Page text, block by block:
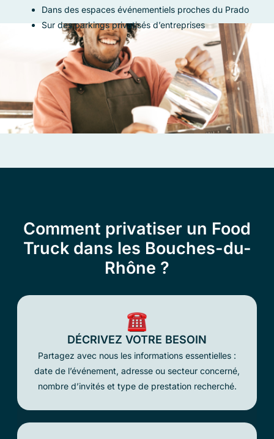
Dans des espaces événementiels proches du Prado
Sur des parkings privatisés d’entreprises
Comment privatiser un Food
Truck dans les Bouches-du-
Rhône ?
DÉCRIVEZ VOTRE BESOIN
Partagez avec nous les informations essentielles :
date de l’événement, adresse ou secteur concerné,
nombre d’invités et type de prestation recherché.